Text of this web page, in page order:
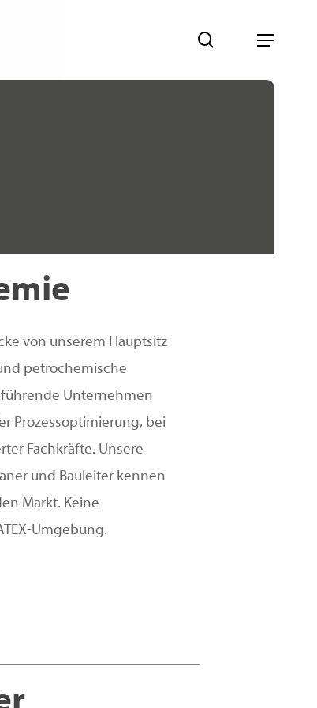
Menu
von unserem Hauptsitz
petrochemische
Unternehmen
Prozessoptimierung, bei
Fachkräfte. Unsere
und Bauleiter kennen
Markt. Keine
Umgebung.